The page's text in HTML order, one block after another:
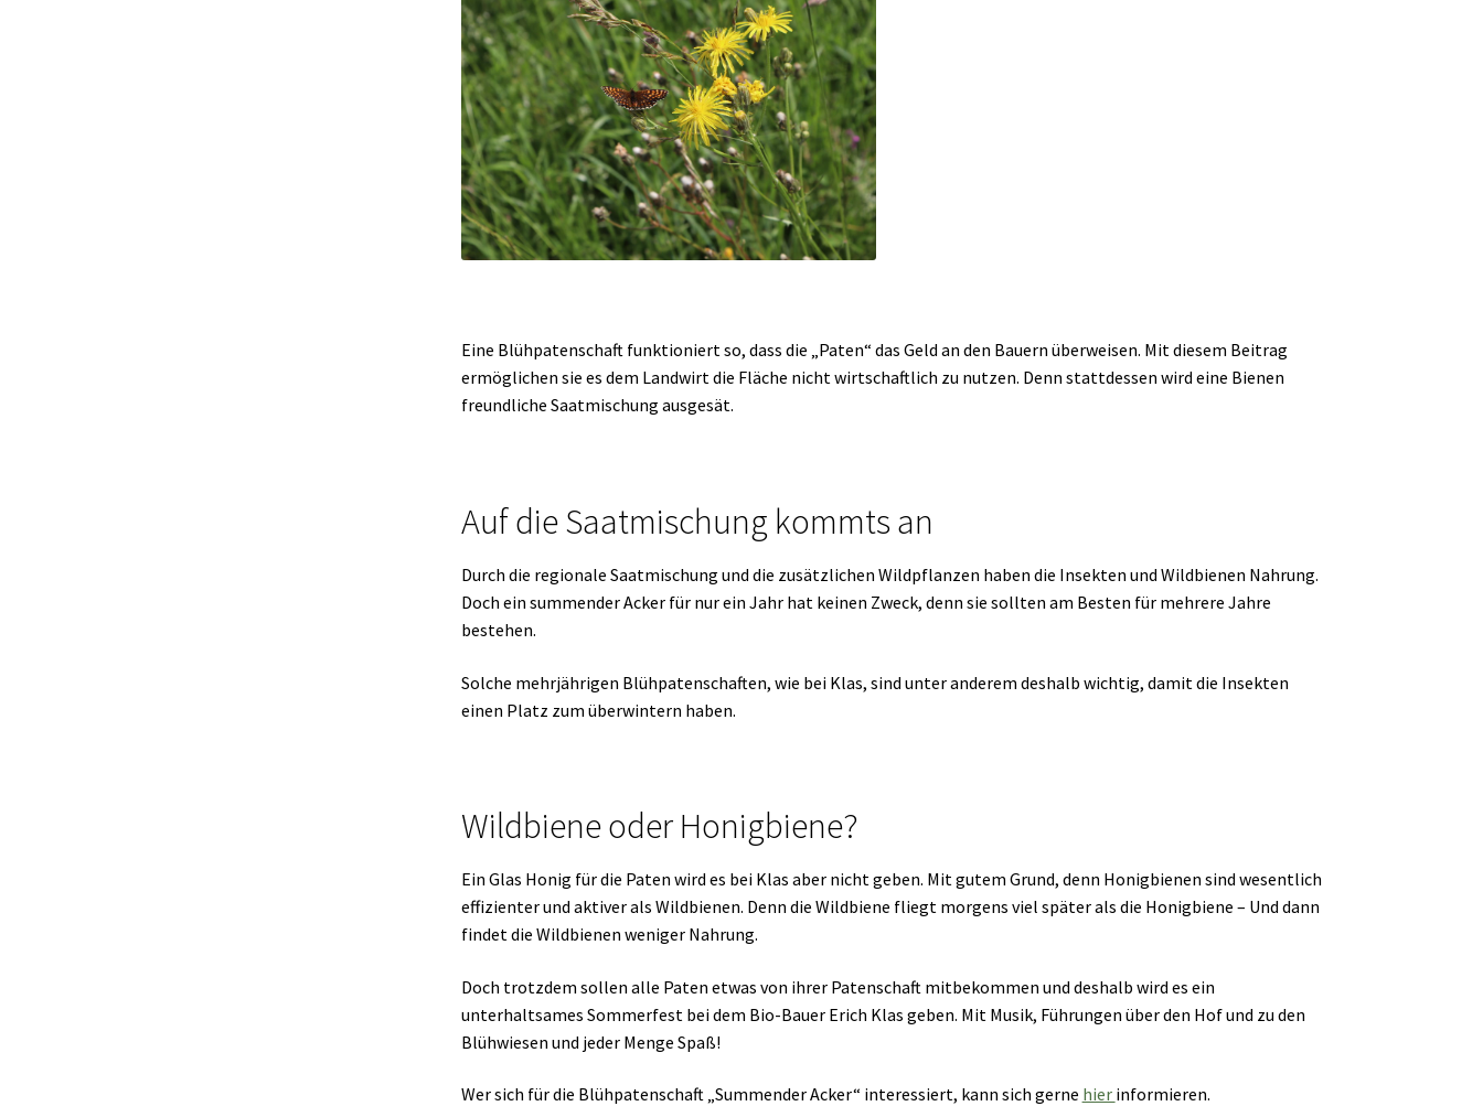
Eine Blühpatenschaft funktioniert so, dass die „Paten“ das Geld an den Bauern überweisen. Mit diesem Beitrag
ermöglichen sie es dem Landwirt die Fläche nicht wirtschaftlich zu nutzen. Denn stattdessen wird eine Bienen
freundliche Saatmischung ausgesät.
Auf die Saatmischung kommts an
Durch die regionale Saatmischung und die zusätzlichen Wildpflanzen haben die Insekten und Wildbienen Nahrung.
Doch ein summender Acker für nur ein Jahr hat keinen Zweck, denn sie sollten am Besten für mehrere Jahre
bestehen.
Solche mehrjährigen Blühpatenschaften, wie bei Klas, sind unter anderem deshalb wichtig, damit die Insekten
einen Platz zum überwintern haben.
Wildbiene oder Honigbiene?
Ein Glas Honig für die Paten wird es bei Klas aber nicht geben. Mit gutem Grund, denn Honigbienen sind wesentlich
effizienter und aktiver als Wildbienen. Denn die Wildbiene fliegt morgens viel später als die Honigbiene – Und dann
findet die Wildbienen weniger Nahrung.
Doch trotzdem sollen alle Paten etwas von ihrer Patenschaft mitbekommen und deshalb wird es ein
unterhaltsames Sommerfest bei dem Bio-Bauer Erich Klas geben. Mit Musik, Führungen über den Hof und zu den
Blühwiesen und jeder Menge Spaß!
Wer sich für die Blühpatenschaft „Summender Acker“ interessiert, kann sich gerne hier informieren.